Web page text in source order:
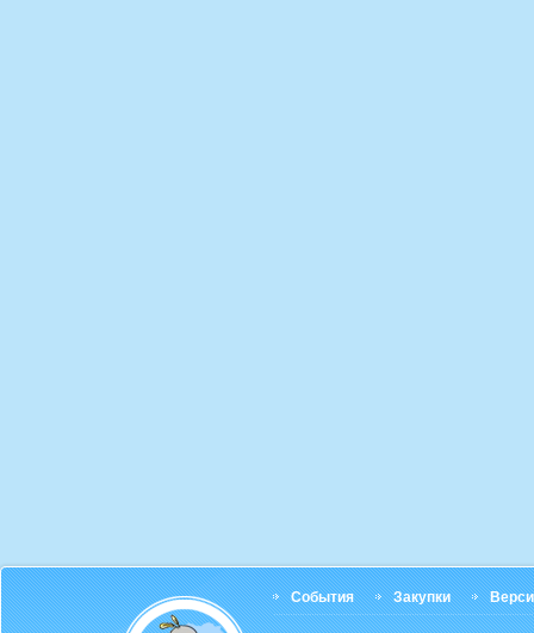
События Закупки